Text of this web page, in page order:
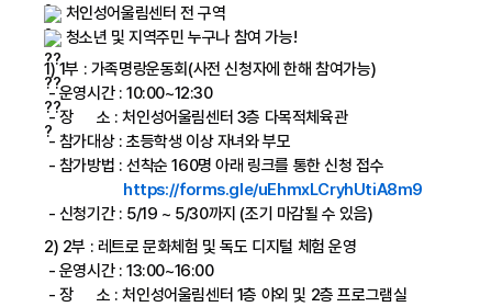
처인성어울림센터 전 구역
청소년 및 지역주민 누구나 참여 가능!
1) 1부 : 가족명랑운동회(사전 신청자에 한해 참여가능)
- 운영시간 : 10:00~12:30
- 장      소 : 처인성어울림센터 3층 다목적체육관
- 참가대상 : 초등학생 이상 자녀와 부모
- 참가방법 : 선착순 160명 아래 링크를 통한 신청 접수
https://forms.gle/uEhmxLCryhUtiA8m9
- 신청기간 : 5/19 ~ 5/30까지 (조기 마감될 수 있음)
2) 2부 : 레트로 문화체험 및 독도 디지털 체험 운영
- 운영시간 : 13:00~16:00
- 장      소 : 처인성어울림센터 1층 야외 및 2층 프로그램실